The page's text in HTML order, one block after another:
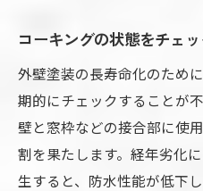
コーキングの状態をチェッ
外壁塗装の長寿命化のため
期的にチェックすることが
壁と窓枠などの接合部に使
割を果たします。経年劣化
生すると、防水性能が低下